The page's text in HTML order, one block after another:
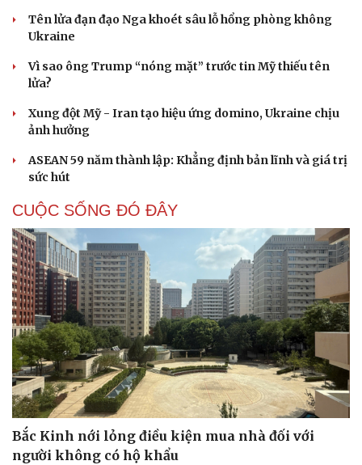
Cải chính
Tên lửa đạn đạo Nga khoét sâu lỗ hổng phòng không
Ukraine
Vì sao ông Trump “nóng mặt” trước tin Mỹ thiếu tên
lửa?
Xung đột Mỹ - Iran tạo hiệu ứng domino, Ukraine chịu
ảnh hưởng
ASEAN 59 năm thành lập: Khẳng định bản lĩnh và giá trị
sức hút
CUỘC SỐNG ĐÓ ĐÂY
Bắc Kinh nới lỏng điều kiện mua nhà đối với
người không có hộ khẩu